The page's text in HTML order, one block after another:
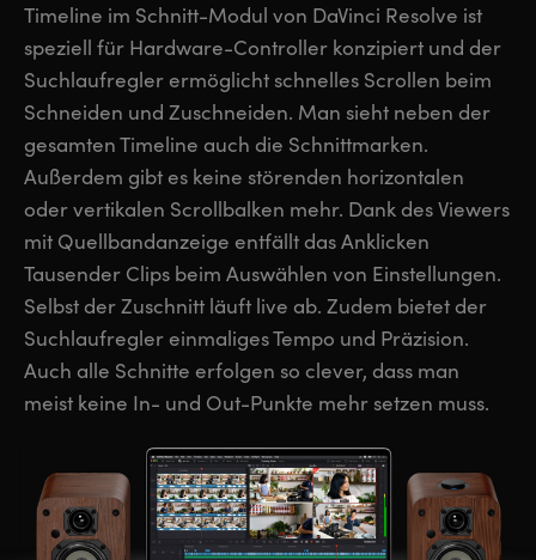
Timeline im Schnitt-Modul von DaVinci Resolve ist
speziell für Hardware-Controller konzipiert und der
Suchlaufregler ermöglicht schnelles Scrollen beim
Schneiden und Zuschneiden. Man sieht neben der
gesamten Timeline auch die Schnittmarken.
Außerdem gibt es keine störenden horizontalen
oder vertikalen Scrollbalken mehr. Dank des Viewers
mit Quellbandanzeige entfällt das Anklicken
Tausender Clips beim Auswählen von Einstellungen.
Selbst der Zuschnitt läuft live ab. Zudem bietet der
Suchlaufregler einmaliges Tempo und Präzision.
Auch alle Schnitte erfolgen so clever, dass man
meist keine In- und Out-Punkte mehr setzen muss.